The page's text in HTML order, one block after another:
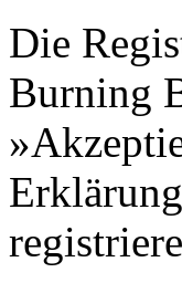
Die
Burning